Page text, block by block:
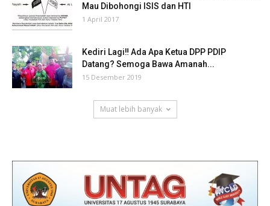
Mau Dibohongi ISIS dan HTI
1 April 2017
Kediri Lagi‼ Ada Apa Ketua DPP PDIP
Datang? Semoga Bawa Amanah...
15 Desember 2019
Muat lebih banyak